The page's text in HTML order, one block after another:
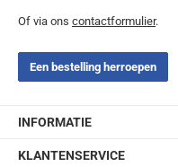
Of via ons contactformulier.
Een bestelling herroepen
INFORMATIE
KLANTENSERVICE